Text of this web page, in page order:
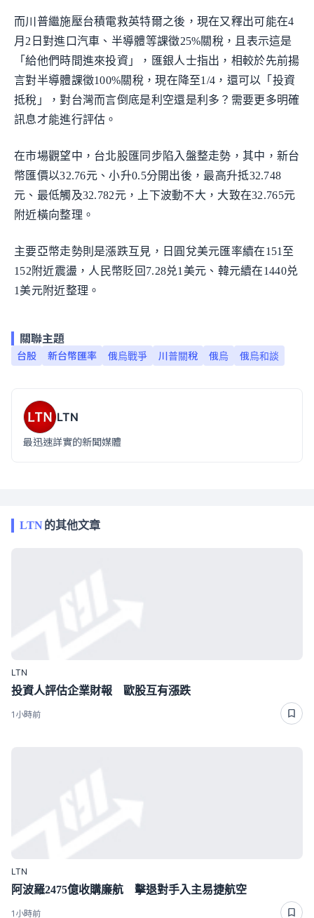
而川普繼施壓台積電救英特爾之後，現在又釋出可能在4
月2日對進口汽車、半導體等課徵25%關稅，且表示這是
「給他們時間進來投資」，匯銀人士指出，相較於先前揚
言對半導體課徵100%關稅，現在降至1/4，還可以「投資
抵稅」，對台灣而言倒底是利空還是利多？需要更多明確
訊息才能進行評估。
在市場觀望中，台北股匯同步陷入盤整走勢，其中，新台
幣匯價以32.76元、小升0.5分開出後，最高升抵32.748
元、最低觸及32.782元，上下波動不大，大致在32.765元
附近橫向整理。
主要亞幣走勢則是漲跌互見，日圓兌美元匯率續在151至
152附近震盪，人民幣貶回7.28兑1美元、韓元續在1440兑
1美元附近整理。
關聯主題
台股 新台幣匯率 俄烏戰爭 川普關稅 俄烏 俄烏和談
LTN
最迅速詳實的新聞媒體
LTN的其他文章
LTN
投資人評估企業財報 歐股互有漲跌
1小時前
LTN
阿波羅2475億收購廉航 擊退對手入主易捷航空
1小時前